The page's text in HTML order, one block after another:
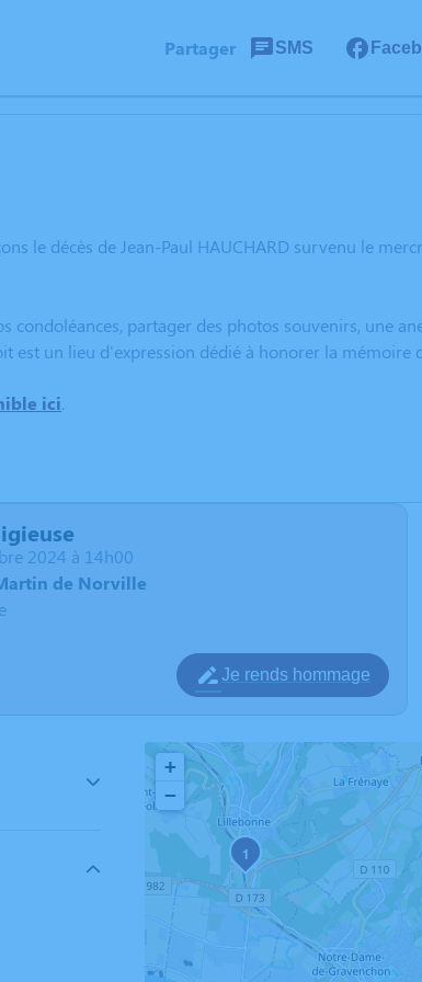
Partager SMS
le décès de Jean-Paul HAUCHARD survenu le
condoléances, partager des photos souvenirs, une
est un lieu d'expression dédié à honorer la mémoire
ici.
2024 à 14h00
de Norville
Je rends hommage
1
+
−